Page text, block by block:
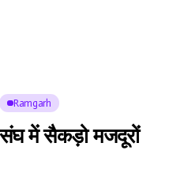
Ramgarh
में सैकड़ो मजदूरों